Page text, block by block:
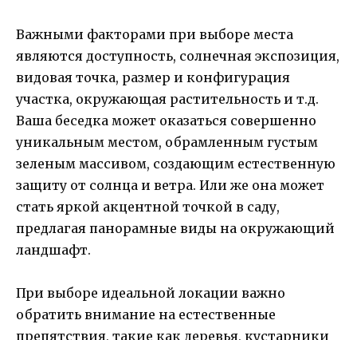
Важными факторами при выборе места
являются доступность, солнечная экспозиция,
видовая точка, размер и конфигурация
участка, окружающая растительность и т.д.
Ваша беседка может оказаться совершенно
уникальным местом, обрамленным густым
зеленым массивом, создающим естественную
защиту от солнца и ветра. Или же она может
стать яркой акцентной точкой в саду,
предлагая панорамные виды на окружающий
ландшафт.
При выборе идеальной локации важно
обратить внимание на естественные
препятствия, такие как деревья, кустарники